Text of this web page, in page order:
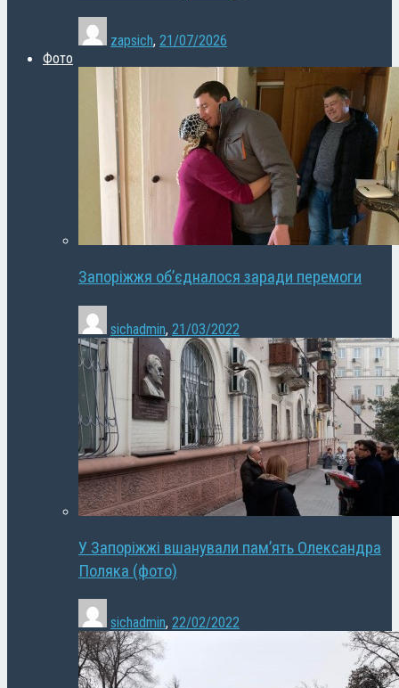
zapsich, 21/07/2026
Фото
Запоріжжя об’єдналося заради перемоги
sichadmin, 21/03/2022
У Запоріжжі вшанували пам’ять Олександра
Поляка (фото)
sichadmin, 22/02/2022